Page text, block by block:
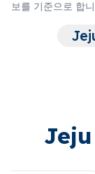
보를 기준으로 합
Jeju